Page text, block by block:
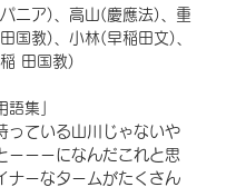
ニア)、高山(慶應法)、重
国教)、小林(早稲田文)、
田国教)
語集」
っている山川じゃないや
ーーーになんだこれと思
ナーなタームがたくさん